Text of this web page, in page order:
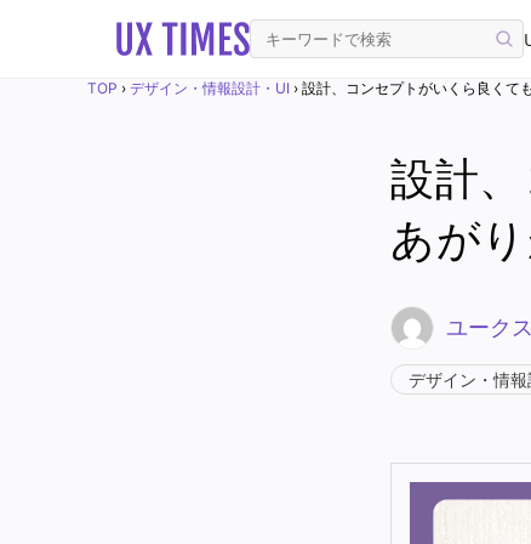
TOP › デザイン・情報設計・UI › 設計、コンセプトがいくら良くて
設計
あが
ユークス
デザイン・情